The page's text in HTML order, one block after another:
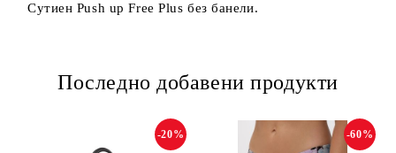
Сутиен Push up Free Plus без банели.
Последно добавени продукти
-20% -60%